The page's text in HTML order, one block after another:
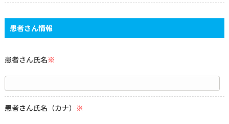
患者さん情報
患者さん氏名※
患者さん氏名（カナ） ※